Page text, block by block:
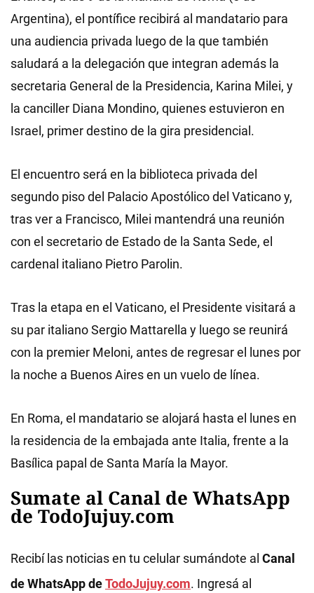
Argentina), el pontífice recibirá al mandatario para
una audiencia privada luego de la que también
saludará a la delegación que integran además la
secretaria General de la Presidencia, Karina Milei, y
la canciller Diana Mondino, quienes estuvieron en
Israel, primer destino de la gira presidencial.
El encuentro será en la biblioteca privada del
segundo piso del Palacio Apostólico del Vaticano y,
tras ver a Francisco, Milei mantendrá una reunión
con el secretario de Estado de la Santa Sede, el
cardenal italiano Pietro Parolin.
Tras la etapa en el Vaticano, el Presidente visitará a
su par italiano Sergio Mattarella y luego se reunirá
con la premier Meloni, antes de regresar el lunes por
la noche a Buenos Aires en un vuelo de línea.
En Roma, el mandatario se alojará hasta el lunes en
la residencia de la embajada ante Italia, frente a la
Basílica papal de Santa María la Mayor.
Sumate al Canal de WhatsApp
de TodoJujuy.com
Recibí las noticias en tu celular sumándote al Canal
de WhatsApp deTodoJujuy.com. Ingresá al